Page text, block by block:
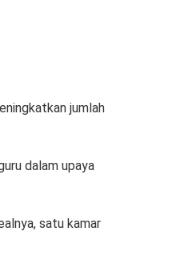
jumlah
dalam upaya
satu kamar